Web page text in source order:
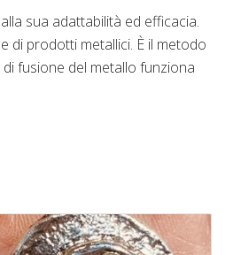
sua adattabilità ed efficacia.
di prodotti metallici. È il metodo
fusione del metallo funziona